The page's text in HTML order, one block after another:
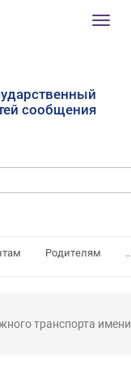
сообщения
Родителям
транспорта